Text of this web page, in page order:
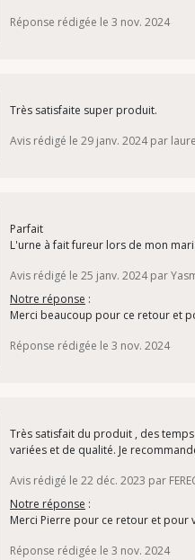
Réponse rédigée le 3 nov. 2024
Très satisfaite super produit.
Avis rédigé le 29 janv. 2024 par
Parfait
L'urne à fait fureur lors de mon
Avis rédigé le 25 janv. 2024 par
Notre réponse :
Merci beaucoup pour ce retour et
Réponse rédigée le 3 nov. 2024
Très satisfait du produit , des
variées et de qualité. Je
Avis rédigé le 22 déc. 2023 par
Notre réponse :
Merci Pierre pour ce retour et pour
Réponse rédigée le 3 nov. 2024